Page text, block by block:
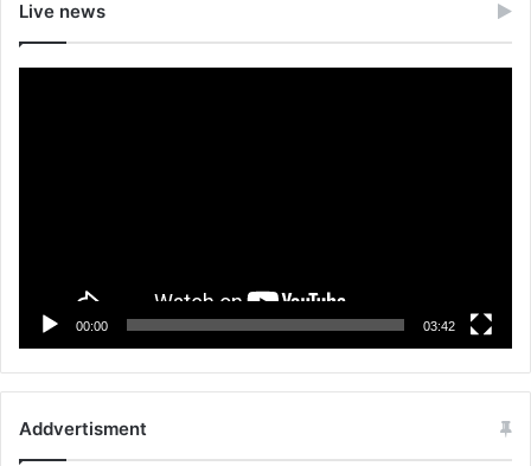
Live news
00:00 03:42
Addvertisment